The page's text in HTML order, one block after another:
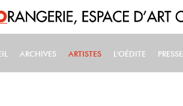
NAVIGATION
ARCHIVES ARTISTES L'OÉDITE PRESSE